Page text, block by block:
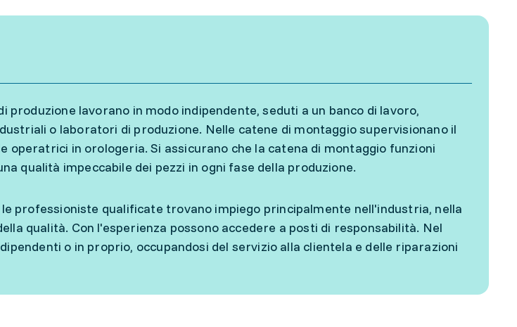
produzione lavorano in modo indipendente, seduti a un banco di lavoro,
o laboratori di produzione. Nelle catene di montaggio supervisionano il
operatrici in orologeria. Si assicurano che la catena di montaggio funzioni
qualità impeccabile dei pezzi in ogni fase della produzione.
professioniste qualificate trovano impiego principalmente nell'industria, nella
qualità. Con l'esperienza possono accedere a posti di responsabilità. Nel
o in proprio, occupandosi del servizio alla clientela e delle riparazioni